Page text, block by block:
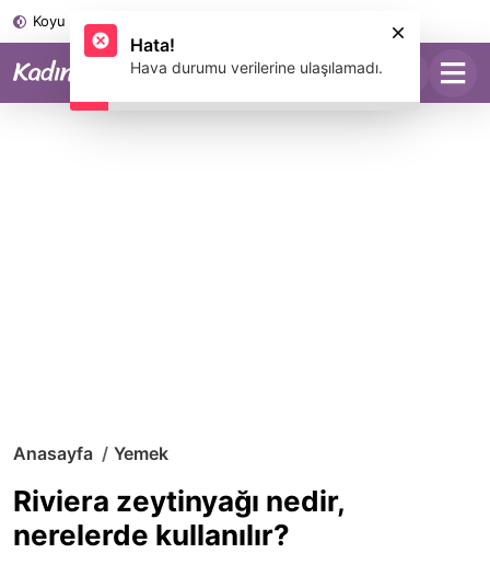
Koyu Mod
Anasayfa Yemek
Riviera zeytinyağı nedir,
nerelerde kullanılır?